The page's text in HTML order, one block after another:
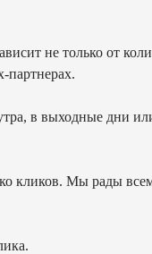
не только от
партнерах.
в выходные дни
кликов. Мы рады